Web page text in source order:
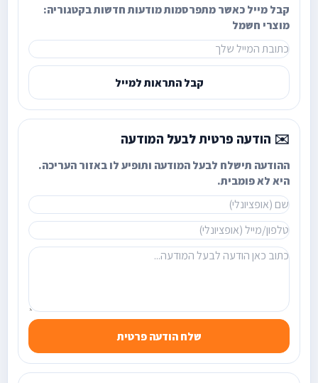
קבל מייל כאשר מתפרסמות מודעות חדשות בקטגוריה:
מוצרי חשמל
קבל התראות למייל
✉️ הודעה פרטית לבעל המודעה
ההודעה תישלח לבעל המודעה ותופיע לו באזור העריכה.
היא לא פומבית.
שלח הודעה פרטית